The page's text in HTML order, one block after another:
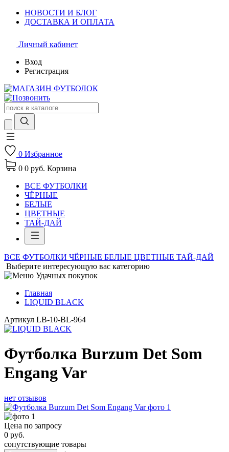
НОВОСТИ И БЛОГ
ДОСТАВКА И ОПЛАТА
Личный кабинет
Вход
Регистрация
0 Избранное
0 0 руб. Корзина
ВСЕ ФУТБОЛКИ
ЧЁРНЫЕ
БЕЛЫЕ
ЦВЕТНЫЕ
ТАЙ-ДАЙ
ВСЕ ФУТБОЛКИ ЧЁРНЫЕ БЕЛЫЕ ЦВЕТНЫЕ ТАЙ-ДАЙ
Выберите интересующую вас категорию
Главная
LIQUID BLACK
Артикул LB-10-BL-964
Футболка Burzum Det Som
Engang Var
нет отзывов
Цена по запросу
0 руб.
сопутствующие товары